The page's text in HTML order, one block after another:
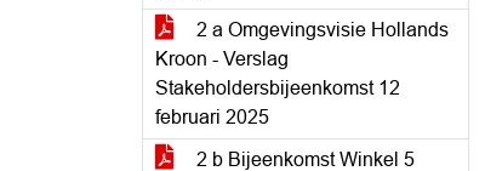
2 a Omgevingsvisie Hollands
Kroon - Verslag
Stakeholdersbijeenkomst 12
februari 2025
2 b Bijeenkomst Winkel 5